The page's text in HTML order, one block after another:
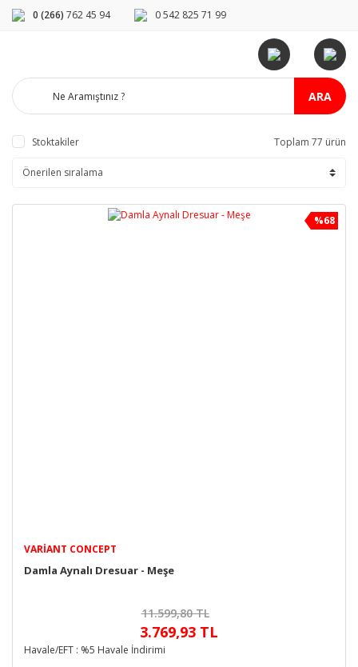
0 (266) 762 45 94 0 542 825 71 99
ARA
Stoktakiler Toplam 77 ürün
%68
VARIANT CONCEPT
Damla Aynalı Dresuar - Meşe
11.599,80 TL
3.769,93 TL
Havale/EFT : %5 Havale İndirimi